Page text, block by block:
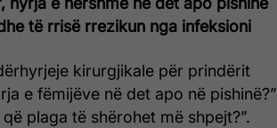
të rrisë rrezikun nga infeksioni
kirurgjikale për prindërit
e fëmijëve në det apo në pishinë?”
plaga të shërohet më shpejt?”.